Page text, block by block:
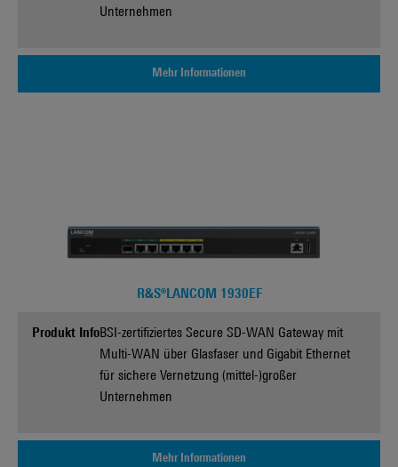
Unternehmen
Mehr Informationen
R&S®LANCOM 1930EF
Produkt InfoBSI-zertifiziertes Secure SD-WAN Gateway mit
Multi-WAN über Glasfaser und Gigabit Ethernet
für sichere Vernetzung (mittel-)großer
Unternehmen
Mehr Informationen